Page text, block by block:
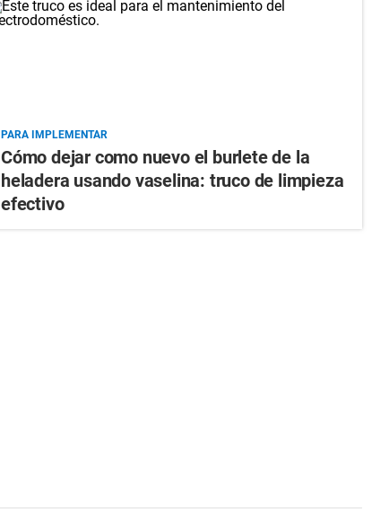
PARA IMPLEMENTAR
Cómo dejar como nuevo el burlete de la
heladera usando vaselina: truco de limpieza
efectivo